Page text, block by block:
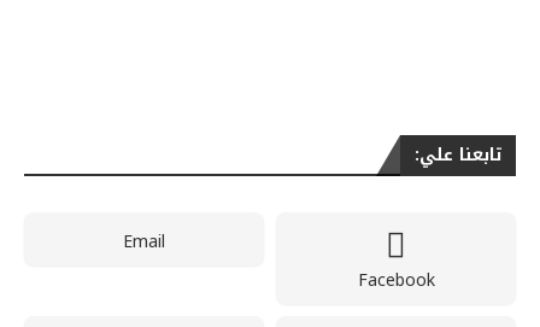
تابعنا علي:
Facebook
Email